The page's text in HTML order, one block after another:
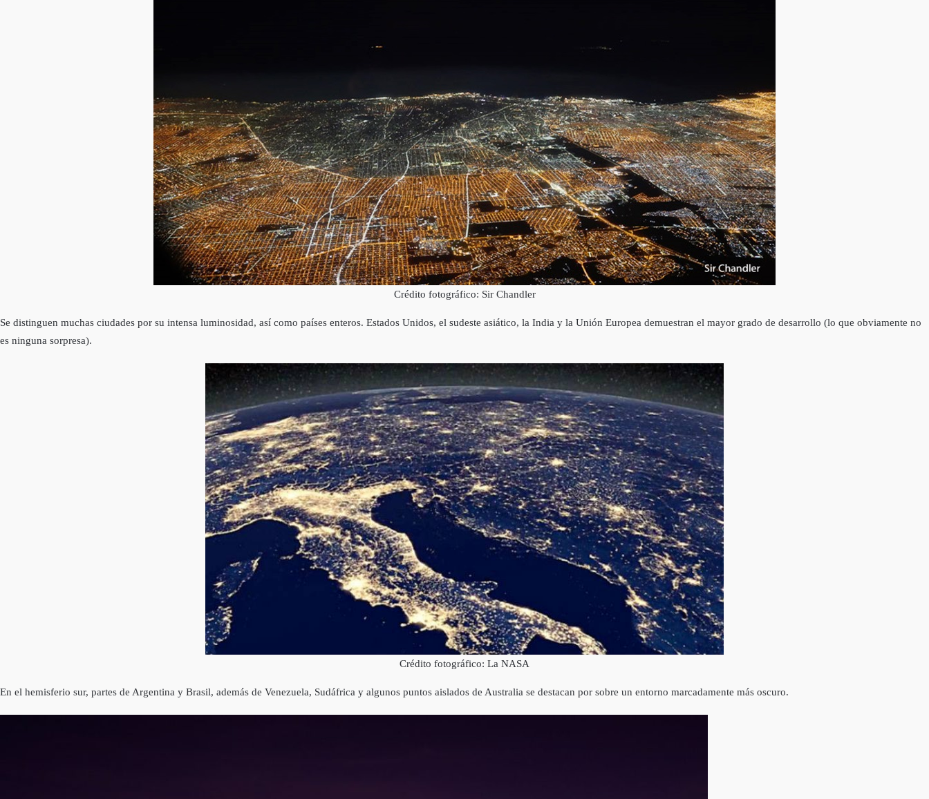
Crédito fotográfico: Sir Chandler
Se distinguen muchas ciudades por su intensa luminosidad, así­ como paí­ses enteros. Estados Unidos, el sudeste asiático, la India y la Unión Europea demuestran el mayor grado de desarrollo (lo que obviamente no
es ninguna sorpresa).
Crédito fotográfico: La NASA
En el hemisferio sur, partes de Argentina y Brasil, además de Venezuela, Sudáfrica y algunos puntos aislados de Australia se destacan por sobre un entorno marcadamente más oscuro.